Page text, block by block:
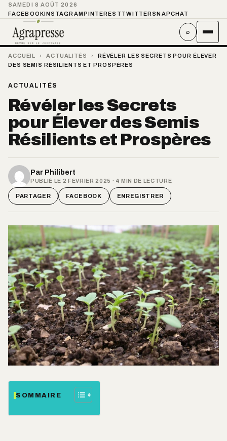
SAMEDI 8 AOÛT 2026
FACEBOOKINSTAGRAMPINTEREST TWITTER SNAPCHAT
⌕
ACCUEIL › ACTUALITÉS ›
RÉVÉLER LES SECRETS POUR ÉLEVER
DES SEMIS RÉSILIENTS ET PROSPÈRES
ACTUALITÉS
Révéler les Secrets
pour Élever des Semis
Résilients et Prospères
Par Philibert
PUBLIÉ LE 2 FÉVRIER 2025 · 4 MIN DE LECTURE
PARTAGER FACEBOOK ENREGISTRER
SOMMAIRE